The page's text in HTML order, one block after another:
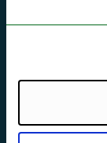
Sikkerhet,